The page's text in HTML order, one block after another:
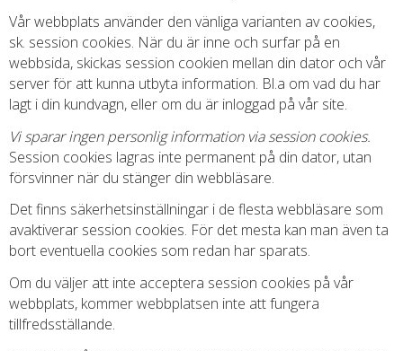
Vår webbplats använder den vänliga varianten av cookies,
sk. session cookies. När du är inne och surfar på en
webbsida, skickas session cookien mellan din dator och vår
server för att kunna utbyta information. Bl.a om vad du har
lagt i din kundvagn, eller om du är inloggad på vår site.
Vi sparar ingen personlig information via session cookies.
Session cookies lagras inte permanent på din dator, utan
försvinner när du stänger din webbläsare.
Det finns säkerhetsinställningar i de flesta webbläsare som
avaktiverar session cookies. För det mesta kan man även ta
bort eventuella cookies som redan har sparats.
Om du väljer att inte acceptera session cookies på vår
webbplats, kommer webbplatsen inte att fungera
tillfredsställande.